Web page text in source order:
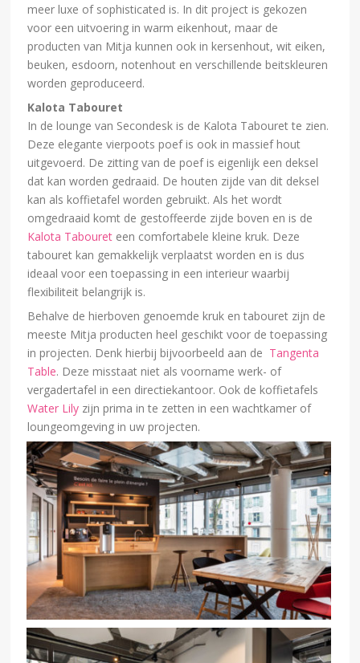
meer luxe of sophisticated is. In dit project is gekozen
voor een uitvoering in warm eikenhout, maar de
producten van Mitja kunnen ook in kersenhout, wit eiken,
beuken, esdoorn, notenhout en verschillende beitskleuren
worden geproduceerd.
Kalota Tabouret
In de lounge van Secondesk is de Kalota Tabouret te zien.
Deze elegante vierpoots poef is ook in massief hout
uitgevoerd. De zitting van de poef is eigenlijk een deksel
dat kan worden gedraaid. De houten zijde van dit deksel
kan als koffietafel worden gebruikt. Als het wordt
omgedraaid komt de gestoffeerde zijde boven en is de
Kalota Tabouret een comfortabele kleine kruk. Deze
tabouret kan gemakkelijk verplaatst worden en is dus
ideaal voor een toepassing in een interieur waarbij
flexibiliteit belangrijk is.
Behalve de hierboven genoemde kruk en tabouret zijn de
meeste Mitja producten heel geschikt voor de toepassing
in projecten. Denk hierbij bijvoorbeeld aan de Tangenta
Table. Deze misstaat niet als voorname werk- of
vergadertafel in een directiekantoor. Ook de koffietafels
Water Lily zijn prima in te zetten in een wachtkamer of
loungeomgeving in uw projecten.